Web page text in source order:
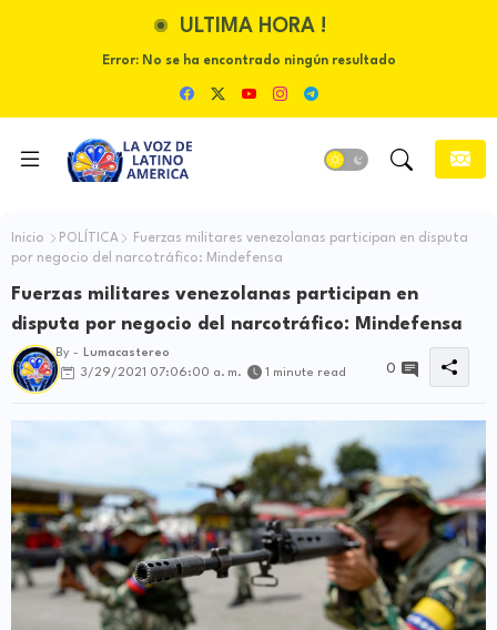
ULTIMA HORA !
Error:No se ha encontrado ningún resultado
Inicio POLÍTICA
Fuerzas militares venezolanas participan en disputa
por negocio del narcotráfico: Mindefensa
Fuerzas militares venezolanas participan en
disputa por negocio del narcotráfico: Mindefensa
By -
Lumacastereo
3/29/2021 07:06:00 a. m.
1 minute read 0